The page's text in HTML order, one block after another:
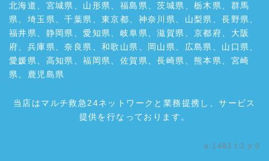
北海道、宮城県、山形県、福島県、茨城県、栃木県、群馬
県、埼玉県、千葉県、東京都、神奈川県、山梨県、長野県、
福井県、静岡県、愛知県、岐阜県、滋賀県、京都府、大阪
府、兵庫県、奈良県、和歌山県、岡山県、広島県、山口県、
愛媛県、高知県、福岡県、佐賀県、長崎県、熊本県、宮崎
県、鹿児島県
当店はマルチ救急24ネットワークと業務提携し、サービス
提供を行なっております。
a:1483 t:2 y:0